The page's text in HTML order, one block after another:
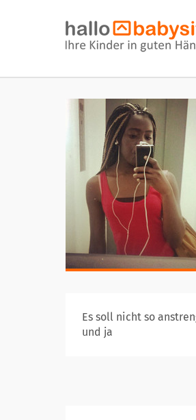
Es soll nicht so
und ja